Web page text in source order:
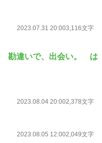
2023.07.31 20:003,116文字
勘違いで、出会い。 は
2023.08.04 20:002,378文字
2023.08.05 12:002,049文字